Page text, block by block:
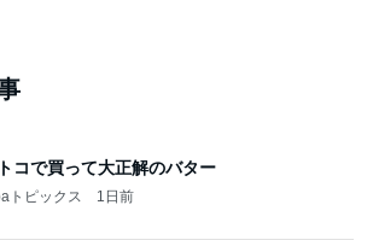
コで買って大正解のバター
トピックス 1日前